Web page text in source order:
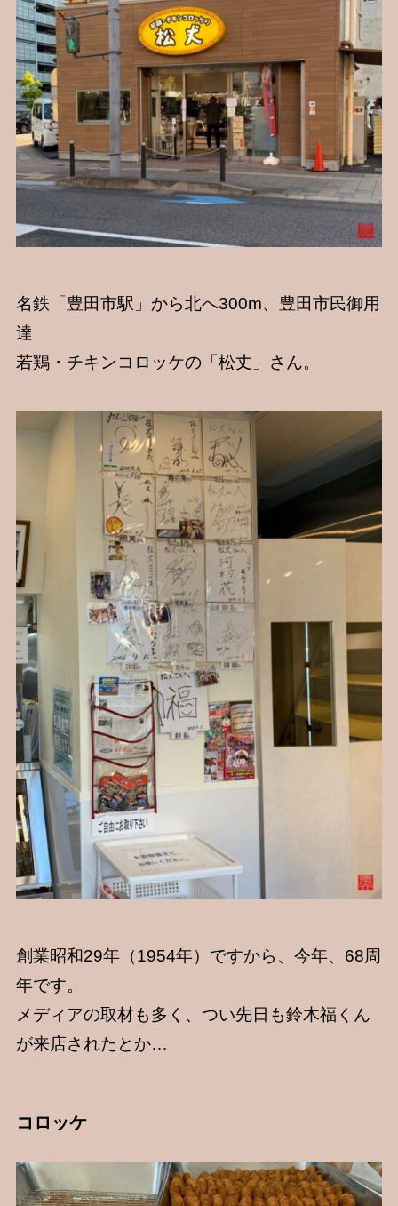
名鉄「豊田市駅」から北へ300m、豊田市民御用
達
若鶏・チキンコロッケの「松丈」さん。
創業昭和29年（1954年）ですから、今年、68周
年です。
メディアの取材も多く、つい先日も鈴木福くん
が来店されたとか…
コロッケ